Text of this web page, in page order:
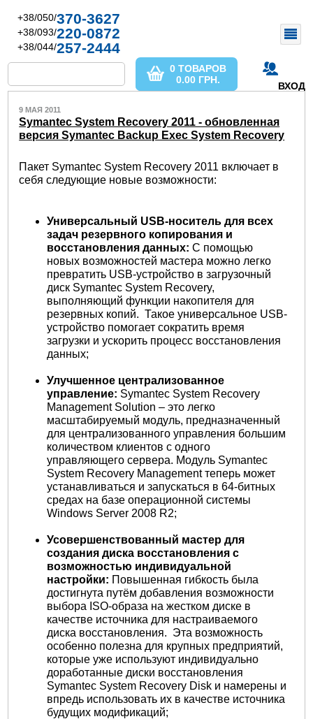
+38/050/370-3627
+38/093/220-0872
+38/044/257-2444
ВХОД
0 ТОВАРОВ
0.00 ГРН.
9 МАЯ 2011
Symantec System Recovery 2011 - обновленная
версия Symantec Backup Exec System Recovery
Пакет Symantec System Recovery 2011 включает в
себя следующие новые возможности:
Универсальный US B-носитель для всех
задач резервного копирования и
восстановления данных: С помощью
новых возможностей мастера можно легко
превратить USB-устройство в загрузочный
диск Symantec System Recovery,
выполняющий функции накопителя для
резервных копий. Такое универсальное USB-
устройство помогает сократить время
загрузки и ускорить процесс восстановления
данных;
Улучшенное централизованное
управление: Symantec System Recovery
Management Solution – это легко
масштабируемый модуль, предназначенный
для централизованного управления большим
количеством клиентов с одного
управляющего сервера. Модуль Symantec
System Recovery Management теперь может
устанавливаться и запускаться в 64-битных
средах на базе операционной системы
Windows Server 2008 R2;
Усовершенствованный мастер для
создания диска восстановления с
возможностью индивидуальной
настройки: Повышенная гибкость была
достигнута путём добавления возможности
выбора ISO-образа на жестком диске в
качестве источника для настраиваемого
диска восстановления. Эта возможность
особенно полезна для крупных предприятий,
которые уже используют индивидуально
доработанные диски восстановления
Symantec System Recovery Disk и намерены и
впредь использовать их в качестве источника
будущих модификаций;